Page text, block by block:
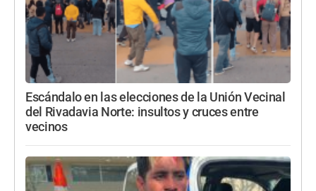
Escándalo en las elecciones de la Unión Vecinal
del Rivadavia Norte: insultos y cruces entre
vecinos